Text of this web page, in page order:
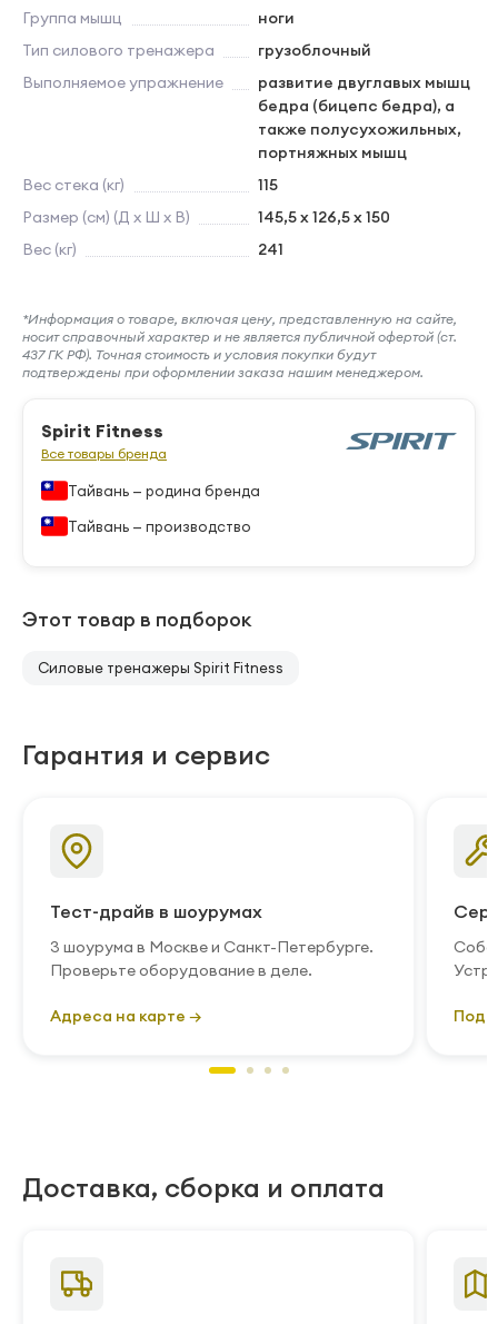
Группа мышц
ноги
Тип силового тренажера
грузоблочный
Выполняемое упражнение
развитие двуглавых мышц
бедра (бицепс бедра), а
также полусухожильных,
портняжных мышц
Вес стека (кг)
115
Размер (см) (Д х Ш х В)
145,5 x 126,5 x 150
Вес (кг)
241
*Информация о товаре, включая цену, представленную на сайте,
носит справочный характер и не является публичной офертой (ст.
437 ГК РФ). Точная стоимость и условия покупки будут
подтверждены при оформлении заказа нашим менеджером.
Spirit Fitness
Все товары бренда
Тайвань — родина бренда
Тайвань — производство
Этот товар в подборок
Силовые тренажеры Spirit Fitness
Гарантия и сервис
Тест-драйв в шоурумах
3 шоурума в Москве и Санкт-Петербурге.
Проверьте оборудование в деле.
Адреса на карте →
Доставка, сборка и оплата